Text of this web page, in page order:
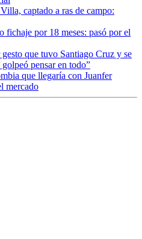
captado a ras de campo:
por 18 meses: pasó por el
que tuvo Santiago Cruz y se
pensar en todo”
que llegaría con Juanfer
mercado